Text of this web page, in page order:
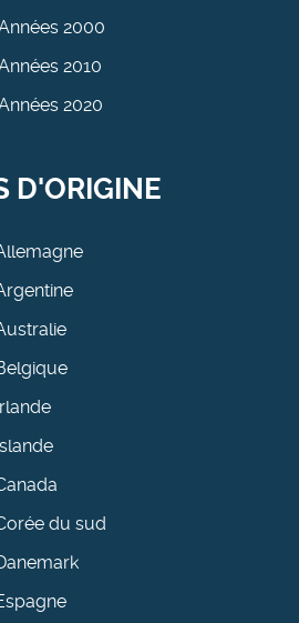
2000
2010
2020
D'ORIGINE
du sud